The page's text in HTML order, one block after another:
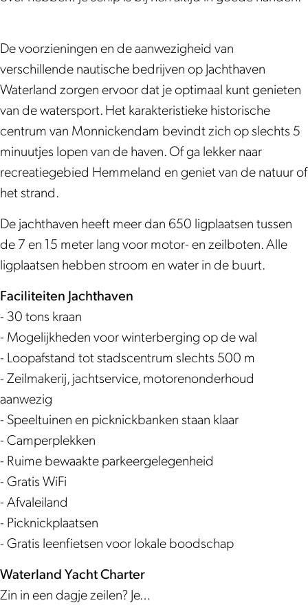
W
t
e
r
l
a
n
d
e
W
a
t
e
r
l
a
v
n
W
a
t
e
r
l
d
W
t
e
r
l
a
n
d
a
e
n
W
a
t
e
r
n
d
a
c
h
t
h
a
v
e
W
a
t
e
r
l
a
n
d
J
a
c
h
t
h
a
n
W
a
t
e
r
l
a
d
a
c
h
t
h
a
v
W
a
t
e
r
l
a
n
J
a
c
h
t
h
a
n
W
a
t
r
l
a
d
De voorzieningen en de aanwezigheid van
verschillende nautische bedrijven op Jachthaven
Waterland zorgen ervoor dat je optimaal kunt genieten
van de watersport. Het karakteristieke historische
centrum van Monnickendam bevindt zich op slechts 5
minuutjes lopen van de haven. Of ga lekker naar
recreatiegebied Hemmeland en geniet van de natuur of
het strand.
De jachthaven heeft meer dan 650 ligplaatsen tussen
de 7 en 15 meter lang voor motor- en zeilboten. Alle
ligplaatsen hebben stroom en water in de buurt.
Faciliteiten Jachthaven
- 30 tons kraan
- Mogelijkheden voor winterberging op de wal
- Loopafstand tot stadscentrum slechts 500 m
- Zeilmakerij, jachtservice, motorenonderhoud
aanwezig
- Speeltuinen en picknickbanken staan klaar
- Camperplekken
- Ruime bewaakte parkeergelegenheid
- Gratis WiFi
- Afvaleiland
- Picknickplaatsen
- Gratis leenfietsen voor lokale boodschap
Waterland Yacht Charter
Zin in een dagje zeilen? Je…